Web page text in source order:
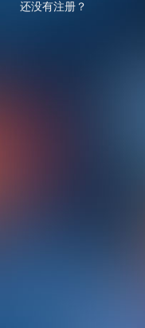
还没有注册？